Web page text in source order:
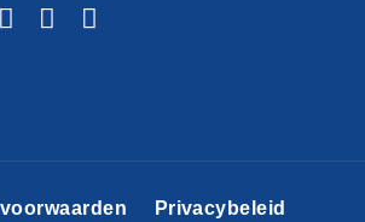
Privacybeleid